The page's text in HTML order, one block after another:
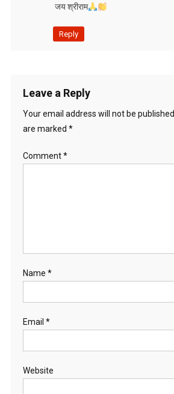
जय श्रीराम
Reply
Leave a Reply
Your email address will not be published.
are marked *
Comment*
Name *
Email *
Website